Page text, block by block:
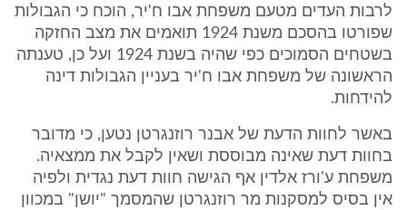
לרבות העדים מטעם משפחת אבו ח'יר, הוכח כי הגבולות
שפורטו בהסכם משנת 1924 תואמים את מצב החזקה
בשטחים הסמוכים כפי שהיה בשנת 1924 ועל כן, טענתה
הראשונה של משפחת אבו ח'יר בעניין הגבולות דינה
להידחות.
באשר לחוות הדעת של אבנר רוזנגרטן נטען, כי מדובר
בחוות דעת שאינה מבוססת ושאין לקבל את ממצאיה.
משפחת ע'ורז אלדין אף הגישה חוות דעת נגדית ולפיה
אין בסיס למסקנות מר רוזנגרטן שהמסמך "יושן" במכוון